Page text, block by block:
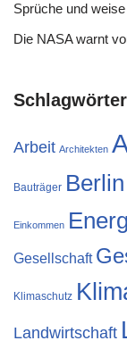
Sprüche und
Die NASA warnt
Schlagwörter
Arbeit Architekten
Bauträger Berlin
Einkommen
Gesellschaft
Klimaschutz
Landwirtschaft